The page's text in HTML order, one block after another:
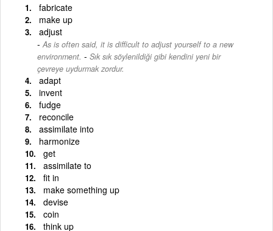
fabricate
make up
adjust
As is often said, it is difficult to adjust yourself to a new
environment. - Sık sık söylenildiği gibi kendini yeni bir
çevreye uydurmak zordur.
adapt
invent
fudge
reconcile
assimilate into
harmonize
get
assimilate to
fit in
make something up
devise
coin
think up